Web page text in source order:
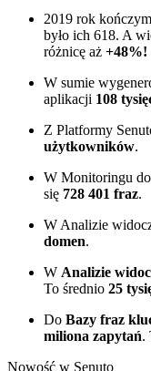
2019 rok
było ich 618. A
różnicę aż +48%!
W sumie
aplikacji 108
Z Platformy
użytkowników.
W Monitoringu
się 728 401 fraz.
W Analizie
domen.
W Analizie
To średnio 25
Do Bazy fraz
miliona zapytań.
Nowość w Senuto